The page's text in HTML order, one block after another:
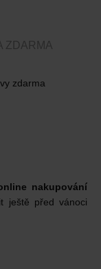
ZDARMA
nakupování
ještě před vánoci